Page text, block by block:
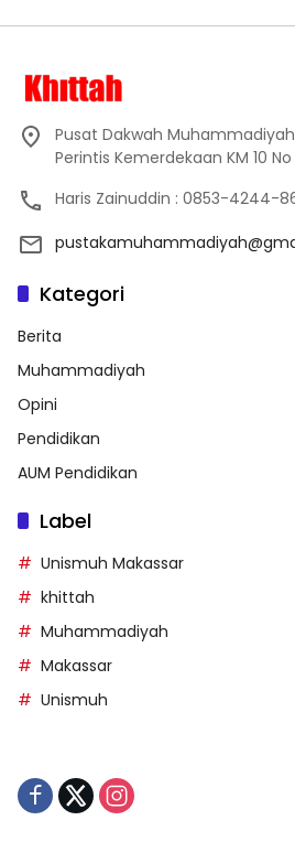
Pusat Dakwah
Perintis Kemerdekaan KM 10
Haris Zainuddin : 0853-4244-
Kategori
Berita
Muhammadiyah
Opini
Pendidikan
AUM Pendidikan
Label
Unismuh Makassar
khittah
Muhammadiyah
Makassar
Unismuh